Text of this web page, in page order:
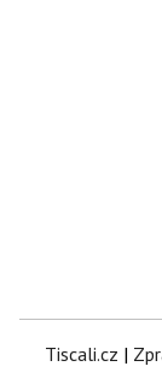
Tiscali.cz |